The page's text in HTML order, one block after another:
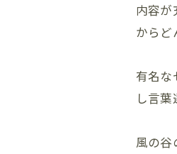
内容が
から
有名な
し言葉
風の谷